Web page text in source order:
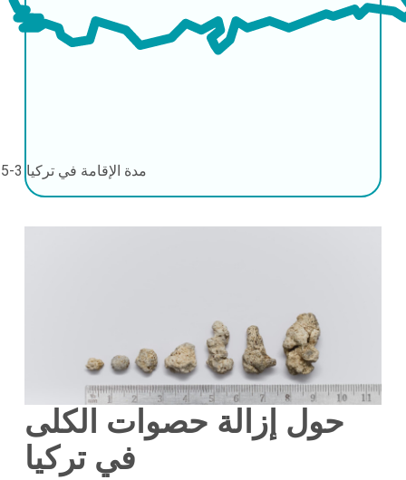
مدة الإقامة في تركيا 3-5 أيام
حول إزالة حصوات الكلى
في تركيا